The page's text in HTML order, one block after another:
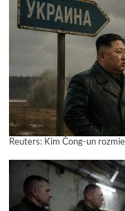
Reuters: Kim Čong-un